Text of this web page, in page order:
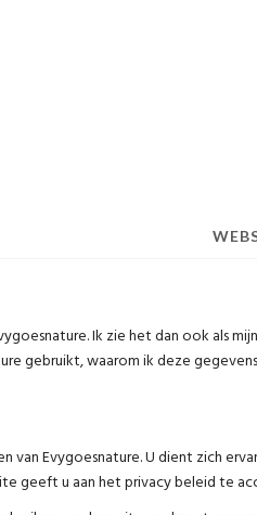
Ik zie het dan ook als
gebruikt, waarom ik deze
van Evygoesnature. U dient zich
geeft u aan het privacy beleid te